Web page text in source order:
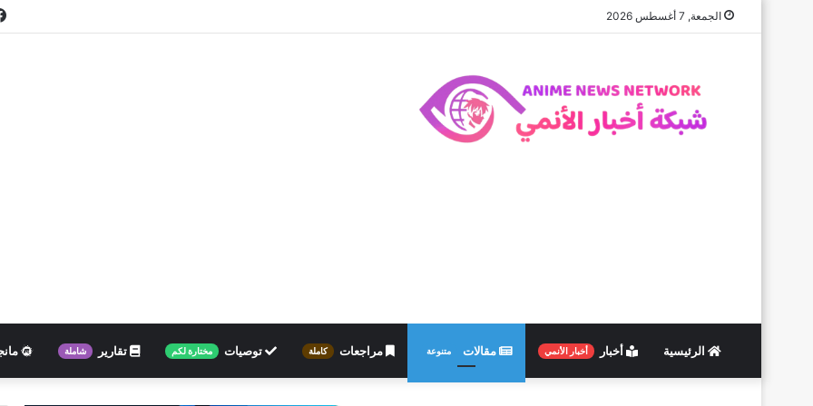
الجمعة, 7 أغسطس 2026
الرئيسية أخبار أخبار الأنمي مقالات متنوعة مراجعات كاملة توصيات مختارة لكم تقارير شاملة